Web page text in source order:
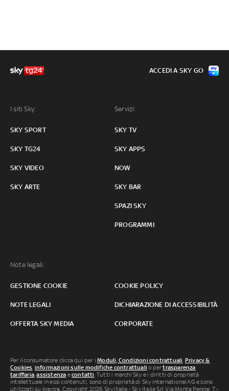
I siti Sky:
SKY SPORT
SKY TG24
SKY VIDEO
SKY ARTE
Servizi:
SKY TV
SKY APPS
NOW
SKY BAR
SPAZI SKY
PROGRAMMI
Note legali:
GESTIONE COOKIE COOKIE POLICY
NOTE LEGALI DICHIARAZIONE DI ACCESSIBILITÀ
OFFERTA SKY MEDIA CORPORATE
ACCEDI A SKY GO
Per il consumatore clicca qui per iModuli, Condizioni contrattuali, Privacy &
Cookies, informazioni sulle modifiche contrattuali o pertrasparenza
tariffaria,assistenza econtatti. Tutti i marchi Sky e i diritti di proprietà
intellettuale in essi contenuti, sono di proprietà di Sky international AG e sono
utilizzati su licenza. Copyright 2026 Sky Italia - Sky Italia Srl Via Monte Penice, 7 -